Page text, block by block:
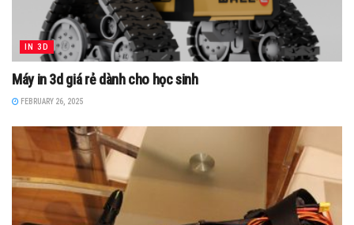
IN 3D
Máy in 3d giá rẻ dành cho học sinh
FEBRUARY 26, 2025